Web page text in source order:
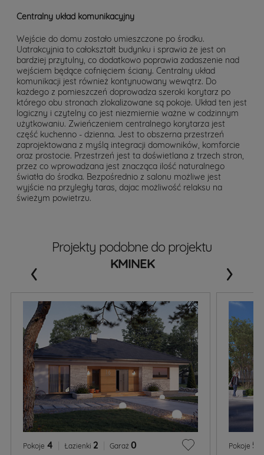
Centralny układ komunikacyjny
Wejście do domu zostało umieszczone po środku.
Uatrakcyjnia to całokształt budynku i sprawia że jest on
bardziej przytulny, co dodatkowo poprawia zadaszenie nad
wejściem będące cofnięciem ściany. Centralny układ
komunikacji jest również kontynuowany wewątrz. Do
każdego z pomieszczeń doprowadza szeroki korytarz po
którego obu stronach zlokalizowane są pokoje. Układ ten jest
logiczny i czytelny co jest niezmiernie ważne w codzinnym
użytkowaniu. Zwieńczeniem centralnego korytarza jest
część kuchenno - dzienna. Jest to obszerna przestrzeń
zaprojektowana z myślą integracji domowników, komforcie
oraz prostocie. Przestrzeń jest ta doświetlana z trzech stron,
przez co wprowadzana jest znacząca ilość naturalnego
światła do środka. Bezpośrednio z salonu możliwe jest
wyjście na przyległy taras, dajac możliwość relaksu na
świeżym powietrzu.
Projekty podobne do projektu
KMINEK
Pokoje 4 Łazienki 2 Garaż 0 Pokoje 5
‹ ›